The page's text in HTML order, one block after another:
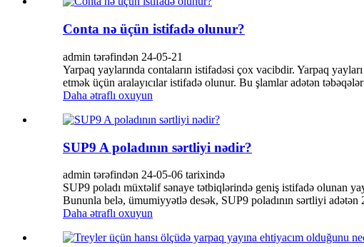
Conta nə üçün istifadə olunur?
admin tərəfindən 24-05-21
Yarpaq yaylarında contaların istifadəsi çox vacibdir. Yarpaq
etmək üçün aralayıcılar istifadə olunur. Bu şlamlar adətən
Daha ətraflı oxuyun
SUP9 A poladının sərtliyi nədir?
admin tərəfindən 24-05-06 tarixində
SUP9 poladı müxtəlif sənaye tətbiqlərində geniş istifadə olunan
Bununla belə, ümumiyyətlə desək, SUP9 poladının sərtliyi
Daha ətraflı oxuyun